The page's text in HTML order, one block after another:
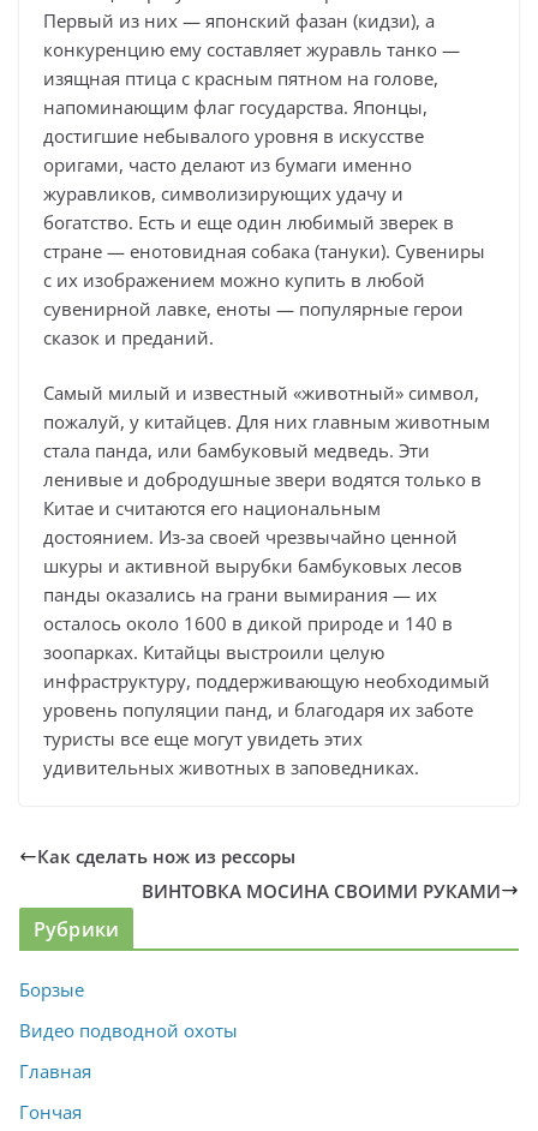
Первый из них — японский фазан (кидзи), а
конкуренцию ему составляет журавль танко —
изящная птица с красным пятном на голове,
напоминающим флаг государства. Японцы,
достигшие небывалого уровня в искусстве
оригами, часто делают из бумаги именно
журавликов, символизирующих удачу и
богатство. Есть и еще один любимый зверек в
стране — енотовидная собака (тануки). Сувениры
с их изображением можно купить в любой
сувенирной лавке, еноты — популярные герои
сказок и преданий.
Самый милый и известный «животный» символ,
пожалуй, у китайцев. Для них главным животным
стала панда, или бамбуковый медведь. Эти
ленивые и добродушные звери водятся только в
Китае и считаются его национальным
достоянием. Из-за своей чрезвычайно ценной
шкуры и активной вырубки бамбуковых лесов
панды оказались на грани вымирания — их
осталось около 1600 в дикой природе и 140 в
зоопарках. Китайцы выстроили целую
инфраструктуру, поддерживающую необходимый
уровень популяции панд, и благодаря их заботе
туристы все еще могут увидеть этих
удивительных животных в заповедниках.
Как сделать нож из рессоры
ВИНТОВКА МОСИНА СВОИМИ РУКАМИ
Рубрики
Борзые
Видео подводной охоты
Главная
Гончая